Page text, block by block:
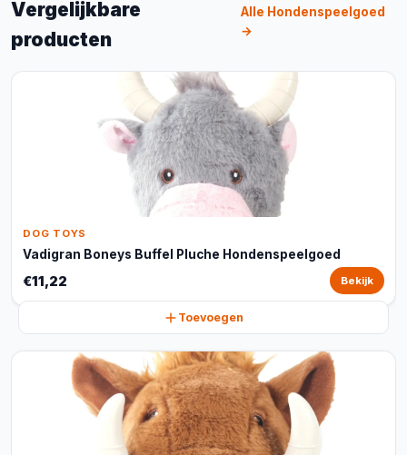
Vergelijkbare
producten
Alle Hondenspeelgoed
→
DOG TOYS
Vadigran Boneys Buffel Pluche Hondenspeelgoed
€11,22 Bekijk
Toevoegen